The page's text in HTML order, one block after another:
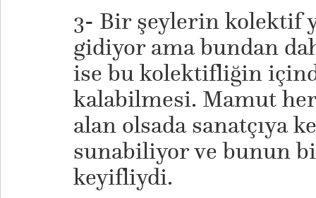
3- Bir şeylerin kolektif
gidiyor ama bundan
ise bu kolektifliğin
kalabilmesi. Mamut
alan olsada sanatçıya
sunabiliyor ve bunun
keyifliydi.